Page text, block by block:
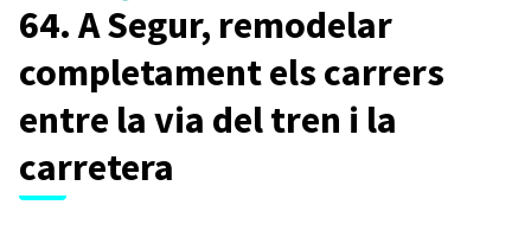
64. A Segur, remodelar
completament els carrers
entre la via del tren i la
carretera